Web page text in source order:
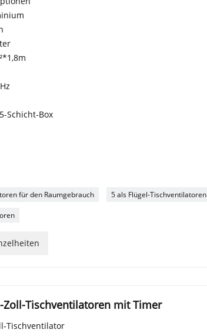
Schicht-Box
für den Raumgebrauch 5 als Flügel-Tischventilatoren
Zoll-Tischventilatoren mit Timer
Tischventilator